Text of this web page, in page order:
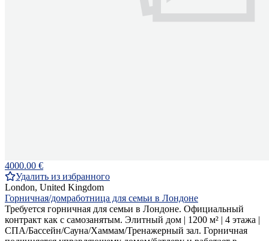
4000.00 €
Удалить из избранного
London, United Kingdom
Горничная/домработница для семьи в Лондоне
Требуется горничная для семьи в Лондоне. Официальный
контракт как с самозанятым. Элитный дом | 1200 м² | 4 этажа |
СПА/Бассейн/Сауна/Хаммам/Тренажерный зал. Горничная